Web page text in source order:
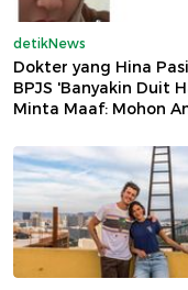
detikNews
Dokter yang Hina
BPJS 'Banyakin Duit
Minta Maaf: Mohon